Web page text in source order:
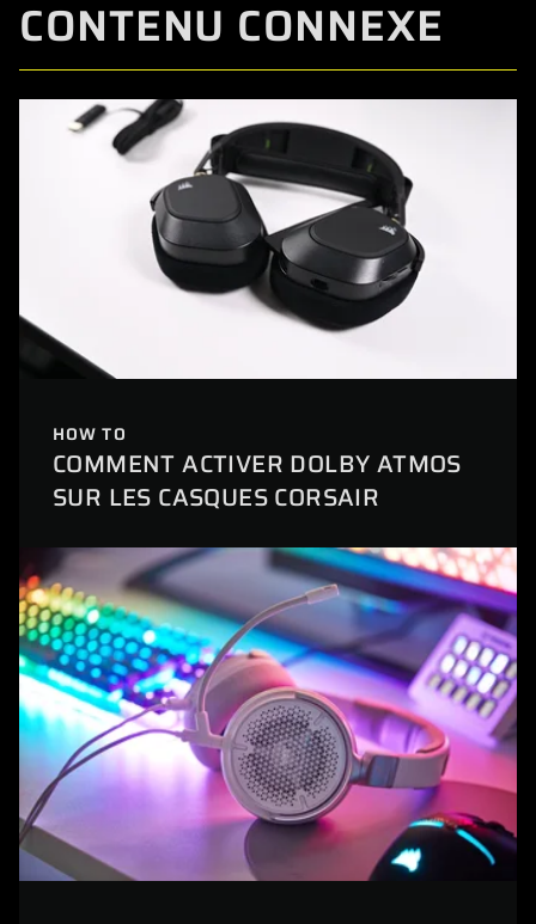
CONTENU CONNEXE
HOW TO
COMMENT ACTIVER DOLBY ATMOS
SUR LES CASQUES CORSAIR